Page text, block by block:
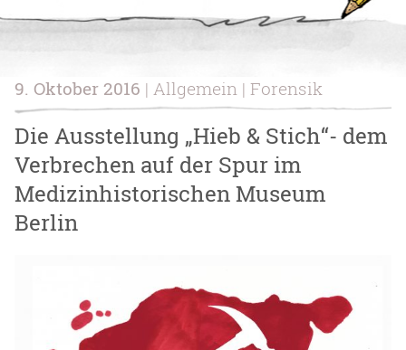
9. Oktober 2016 | Allgemein | Forensik
Die Ausstellung „Hieb & Stich“- dem
Verbrechen auf der Spur im
Medizinhistorischen Museum
Berlin